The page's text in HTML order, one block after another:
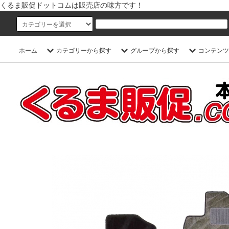
くるま販促ドットコムは販売店の味方です！
ホーム カテゴリーから探す グループから探す コンテン